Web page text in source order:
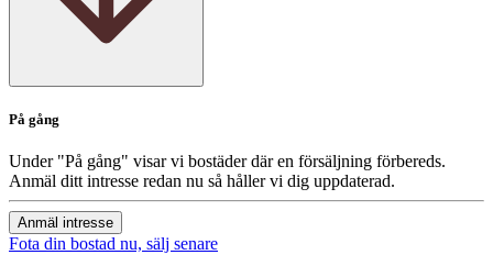
På gång
Under "På gång" visar vi bostäder där en försäljning förbereds.
Anmäl ditt intresse redan nu så håller vi dig uppdaterad.
Anmäl intresse
Fota din bostad nu, sälj senare